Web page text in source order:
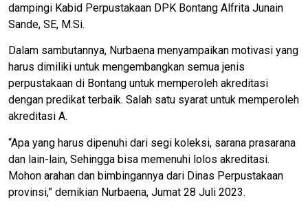
dampingi Kabid Perpustakaan DPK Bontang Alfrita Junain
Sande, SE, M.Si.
Dalam sambutannya, Nurbaena menyampaikan motivasi yang
harus dimiliki untuk mengembangkan semua jenis
perpustakaan di Bontang untuk memperoleh akreditasi
dengan predikat terbaik. Salah satu syarat untuk memperoleh
akreditasi A.
“Apa yang harus dipenuhi dari segi koleksi, sarana prasarana
dan lain-lain, Sehingga bisa memenuhi lolos akreditasi.
Mohon arahan dan bimbingannya dari Dinas Perpustakaan
provinsi,” demikian Nurbaena, Jumat 28 Juli 2023.